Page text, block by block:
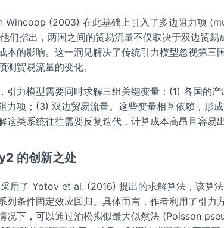
Wincoop (2003) 在此基础上引入了多边阻力项
们指出，两国之间的贸易流量不仅取决于双边贸易
本的影响。这一洞见解决了传统引力模型忽视第三
测贸易流量的变化。
引力模型需要同时求解三组关键变量：(1) 各国的
力项；(3) 双边贸易流量。这些变量相互依赖，形
这类系统往往需要反复迭代，计算成本高昂且容易
的创新之处
用了 Yotov et al. (2016) 提出的求解算法，该算
列条件固定效应回归。具体而言，作者利用了引力
况下，可以通过泊松拟似最大似然法 (Poisson